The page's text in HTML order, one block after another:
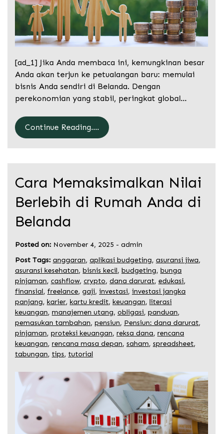
[ad_1] Jika Anda membaca ini, kemungkinan besar
Anda akan terjun ke petualangan baru: memulai
bisnis Anda sendiri di Belanda. Dengan
perekonomian yang stabil, peringkat global…
Continue Reading....
Cara Memaksimalkan Nilai
Berlebih di Rumah Anda di
Belanda
Posted on: November 4, 2025 - admin
Post Tags: anggaran, aplikasi budgeting, asuransi jiwa,
asuransi kesehatan, bisnis kecil, budgeting, bunga
pinjaman, cashflow, crypto, dana darurat, edukasi,
finansial, freelance, gaji, investasi, investasi jangka
panjang, karier, kartu kredit, keuangan, literasi
keuangan, manajemen utang, obligasi, panduan,
pemasukan tambahan, pensiun, Pensiun: dana darurat,
pinjaman, proteksi keuangan, reksa dana, rencana
keuangan, rencana masa depan, saham, spreadsheet,
tabungan, tips, tutorial